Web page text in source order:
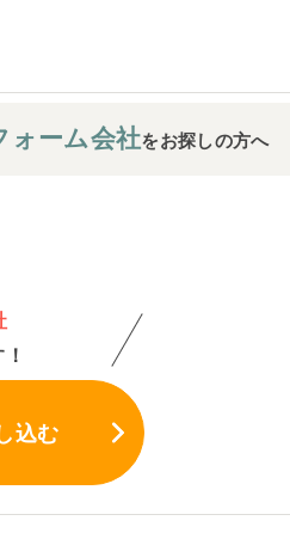
ォーム会社をお探しの方へ
込む